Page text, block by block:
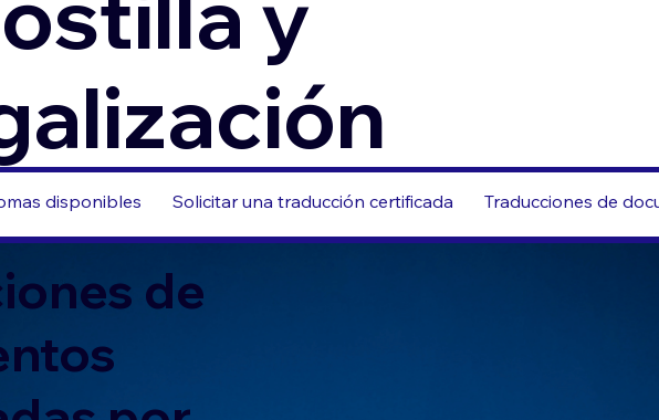
disponibles Solicitar una traducción certificada Traducciones de
de